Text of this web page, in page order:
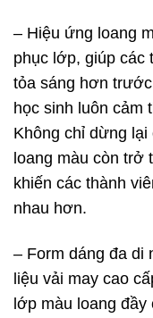
– Hiệu ứng loang
phục lớp, giúp các
tỏa sáng hơn
học sinh luôn cảm
Không chỉ dừng
loang màu còn trở
khiến các thành
nhau hơn.
– Form dáng đa di
liệu vải may cao
lớp màu loang đầy